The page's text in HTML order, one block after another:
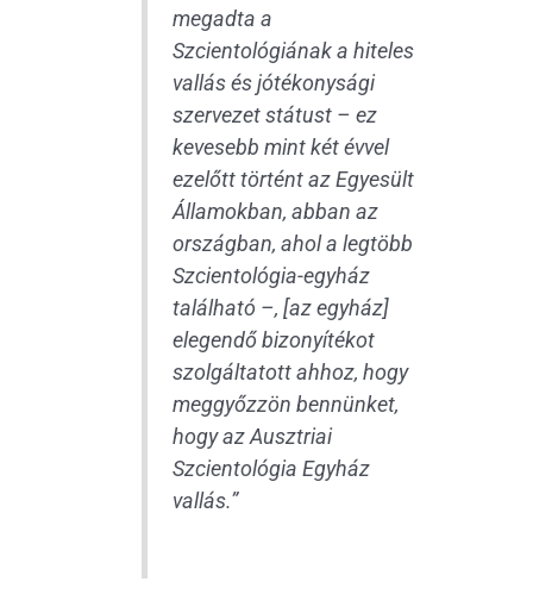
megadta a
Szcientológiának a hiteles
vallás és jótékonysági
szervezet státust – ez
kevesebb mint két évvel
ezelőtt történt az Egyesült
Államokban, abban az
országban, ahol a legtöbb
Szcientológia-egyház
található –, [az egyház]
elegendő bizonyítékot
szolgáltatott ahhoz, hogy
meggyőzzön bennünket,
hogy az Ausztriai
Szcientológia Egyház
vallás.”